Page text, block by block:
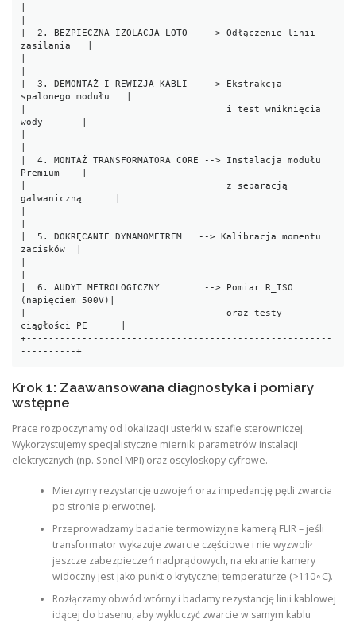
|  2. BEZPIECZNA IZOLACJA LOTO   --> Odłączenie linii
zasilania   |
|  3. DEMONTAŻ I REWIZJA KABLI   --> Ekstrakcja
spalonego modułu   |
|                                    i test wniknięcia
wody       |
|  4. MONTAŻ TRANSFORMATORA CORE --> Instalacja modułu
Premium    |
|                                    z separacją
galwaniczną      |
|  5. DOKRĘCANIE DYNAMOMETREM   --> Kalibracja momentu
zacisków  |
|  6. AUDYT METROLOGICZNY        --> Pomiar R_ISO
(napięciem 500V)|
|                                    oraz testy
ciągłości PE      |
+-------------------------------------------------------
Krok 1: Zaawansowana diagnostyka i pomiary
wstępne
Prace rozpoczynamy od lokalizacji usterki w szafie sterowniczej.
Wykorzystujemy specjalistyczne mierniki parametrów instalacji
elektrycznych (np. Sonel MPI) oraz oscyloskopy cyfrowe.
Mierzymy rezystancję uzwojeń oraz impedancję pętli zwarcia
po stronie pierwotnej.
Przeprowadzamy badanie termowizyjne kamerą FLIR – jeśli
transformator wykazuje zwarcie częściowe i nie wyzwolił
jeszcze zabezpieczeń nadprądowych, na ekranie kamery
widoczny jest jako punkt o krytycznej temperaturze (>110∘C).
Rozłączamy obwód wtórny i badamy rezystancję linii kablowej
idącej do basenu, aby wykluczyć zwarcie w samym kablu